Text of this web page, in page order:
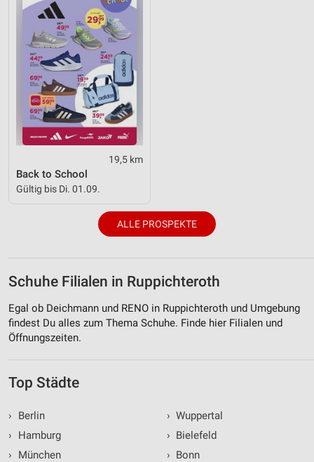
19,5 km
Back to School
Gültig bis Di. 01.09.
ALLE PROSPEKTE
Schuhe Filialen in Ruppichteroth
Egal ob Deichmann und RENO in Ruppichteroth und Umgebung
findest Du alles zum Thema Schuhe. Finde hier Filialen und
Öffnungszeiten.
Top Städte
›
Berlin
›
Hamburg
›
München
› Wuppertal
› Bielefeld
› Bonn